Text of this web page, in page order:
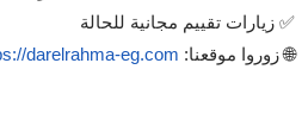
✅ زيارات تقييم مجانية للحالة
🌐 زوروا موقعنا: darelrahma-eg.com